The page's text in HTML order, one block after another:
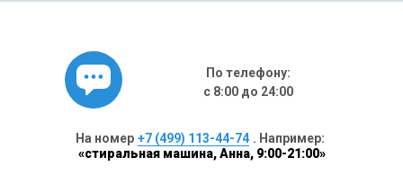
По телефону:
с 8:00 до 24:00
На номер +7 (499) 113-44-74 . Например:
«стиральная машина, Анна, 9:00-21:00»